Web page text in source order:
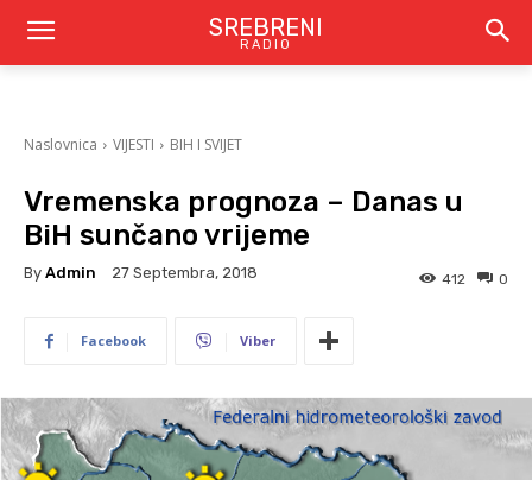
SREBRENI
RADIO
Naslovnica VIJESTI BIH I SVIJET
Vremenska prognoza – Danas u
BiH sunčano vrijeme
By Admin 27 Septembra, 2018 0
412
Facebook Viber